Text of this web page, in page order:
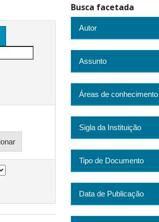
Busca facetada
Autor
Assunto
Áreas de conhecimento
Sigla da Instituição
Tipo de Documento
Data de Publicação